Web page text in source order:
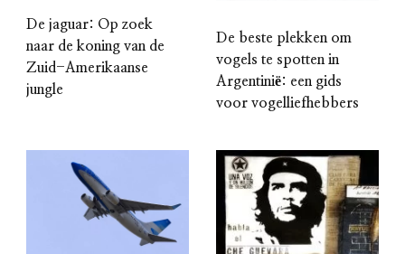
De jaguar: Op zoek
naar de koning van de
Zuid-Amerikaanse
jungle
De beste plekken om
vogels te spotten in
Argentinië: een gids
voor vogelliefhebbers